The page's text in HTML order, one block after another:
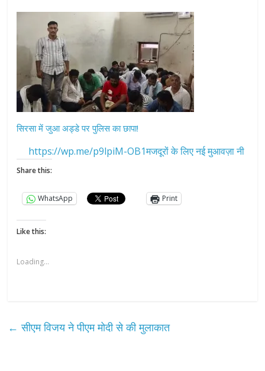
सिरसा में जुआ अड्डे पर पुलिस का छापा!
https://wp.me/p9lpiM-OB1मजदूरों के लिए नई मुआवज़ा नी
Share this:
WhatsApp Print
Like this:
Loading...
← सीएम विजय ने पीएम मोदी से की मुलाकात